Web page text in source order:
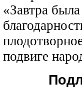
«Завтра
подвиге